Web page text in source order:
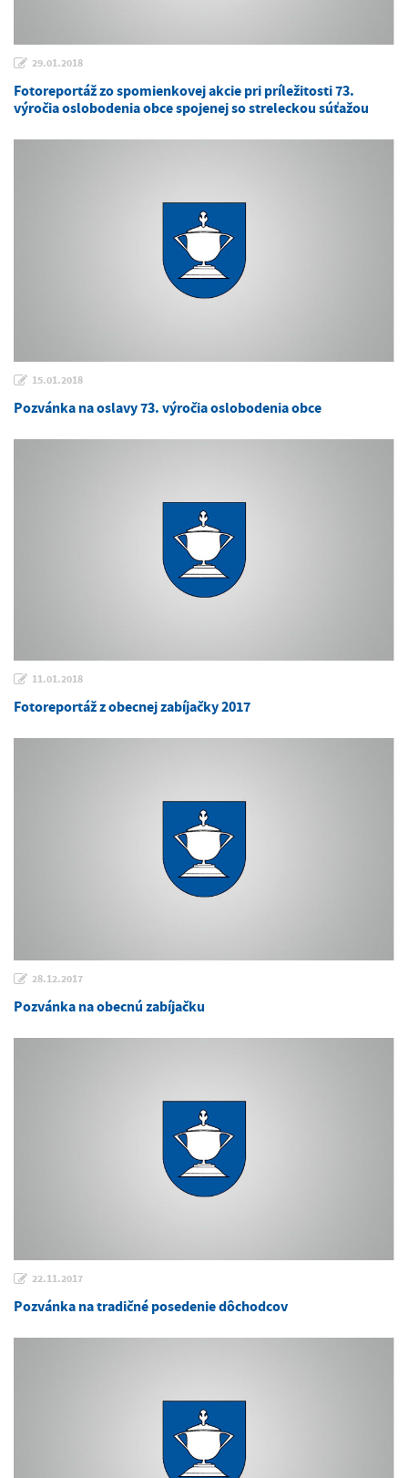
29.01.2018
Fotoreportáž zo spomienkovej akcie pri príležitosti 73.
výročia oslobodenia obce spojenej so streleckou súťažou
15.01.2018
Pozvánka na oslavy 73. výročia oslobodenia obce
11.01.2018
Fotoreportáž z obecnej zabíjačky 2017
28.12.2017
Pozvánka na obecnú zabíjačku
22.11.2017
Pozvánka na tradičné posedenie dôchodcov